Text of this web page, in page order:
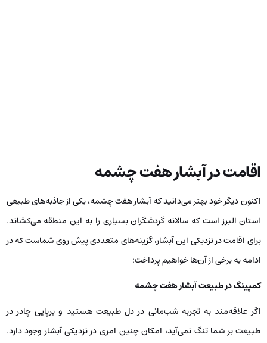
اقامت در آبشار هفت چشمه
اکنون دیگر خود بهتر می‌دانید که آبشار هفت چشمه، یکی از جاذبه‌های طبیعی
استان البرز است که سالانه گردشگران بسیاری را به این منطقه می‌کشاند.
برای اقامت در نزدیکی این آبشار، گزینه‌های متعددی پیش روی شماست که در
ادامه به برخی از آن‌ها خواهیم پرداخت:
کمپینگ در طبیعت آبشار هفت چشمه
اگر علاقه‌مند به تجربه شب‌مانی در دل طبیعت هستید و برپایی چادر در
طبیعت بر شما تنگ نمی‌آید، امکان چنین امری در نزدیکی آبشار وجود دارد.